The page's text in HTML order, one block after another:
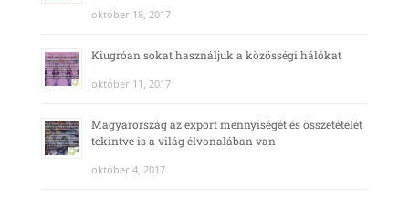
október 18, 2017
Kiugróan sokat használjuk a közösségi hálókat
október 11, 2017
Magyarország az export mennyiségét és összetételét
tekintve is a világ élvonalában van
október 4, 2017